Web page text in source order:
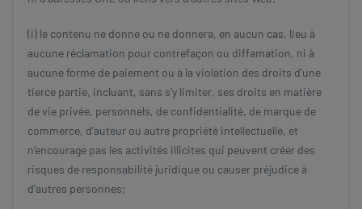
(i) le contenu ne donne ou ne donnera, en aucun cas, lieu à
aucune réclamation pour contrefaçon ou diffamation, ni à
aucune forme de paiement ou à la violation des droits d’une
tierce partie, incluant, sans s’y limiter, ses droits en matière
de vie privée, personnels, de confidentialité, de marque de
commerce, d’auteur ou autre propriété intellectuelle, et
n’encourage pas les activités illicites qui peuvent créer des
risques de responsabilité juridique ou causer préjudice à
d'autres personnes;